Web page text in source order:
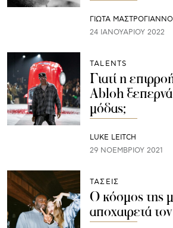
ΓΙΩΤΑ
24 ΙΑΝΟΥΑΡΊΟΥ 2022
TALENTS
Γιατί η
Abloh ξεπερνά
μόδας;
LUKE LEITCH
29 ΝΟΕΜΒΡΊΟΥ 2021
ΤΑΣΕΙΣ
Ο κόσμος της
αποχαιρετά